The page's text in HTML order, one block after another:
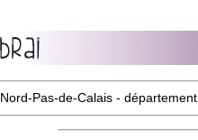
Nord-Pas-de-Calais - département